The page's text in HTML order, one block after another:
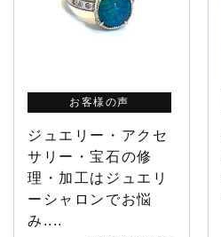
お客様の声
ジュエリー・アクセ
サリー・宝石の修
理・加工はジュエリ
ーシャロンでお悩
み....